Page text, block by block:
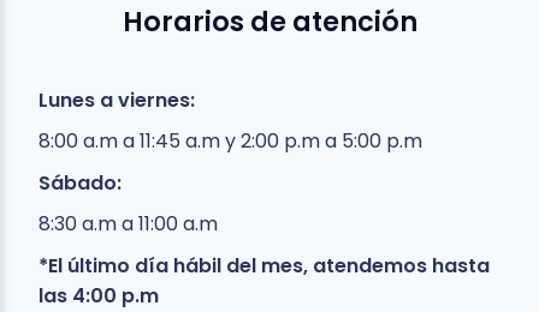
Horarios de atención
Lunes a viernes:
8:00 a.m a 11:45 a.m y 2:00 p.m a 5:00 p.m
Sábado:
8:30 a.m a 11:00 a.m
*El último día hábil del mes, atendemos hasta
las 4:00 p.m